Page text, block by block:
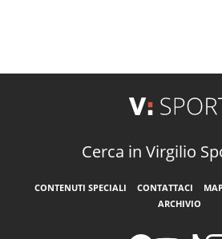
Cerca in Virgilio
CONTENUTI SPECIALI CONTATTACI
ARCHIVIO